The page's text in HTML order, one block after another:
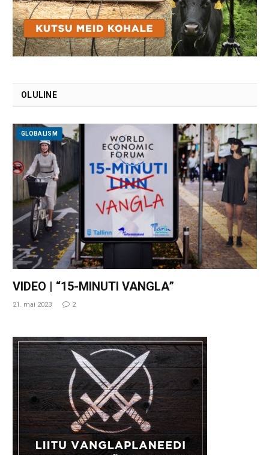
OLULINE
GLOBALISM
VIDEO | “15-MINUTI VANGLA”
21. mai 2023 2